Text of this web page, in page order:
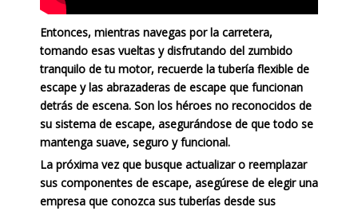
Entonces, mientras navegas por la carretera,
tomando esas vueltas y disfrutando del zumbido
tranquilo de tu motor, recuerde la tubería flexible de
escape y las abrazaderas de escape que funcionan
detrás de escena. Son los héroes no reconocidos de
su sistema de escape, asegurándose de que todo se
mantenga suave, seguro y funcional.
La próxima vez que busque actualizar o reemplazar
sus componentes de escape, asegúrese de elegir una
empresa que conozca sus tuberías desde sus